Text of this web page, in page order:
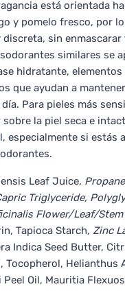
está orientada
y pomelo fresco, por
sin enmascarar
similares se
hidratante, elementos
que ayudan a
Para pieles más
la piel seca e
especialmente si estás
Leaf Juice,
Triglyceride,
Flower/Leaf/Stem
Tapioca Starch, Zinc
Indica Seed Butter,
Tocopherol, Helianthus
Oil, Mauritia